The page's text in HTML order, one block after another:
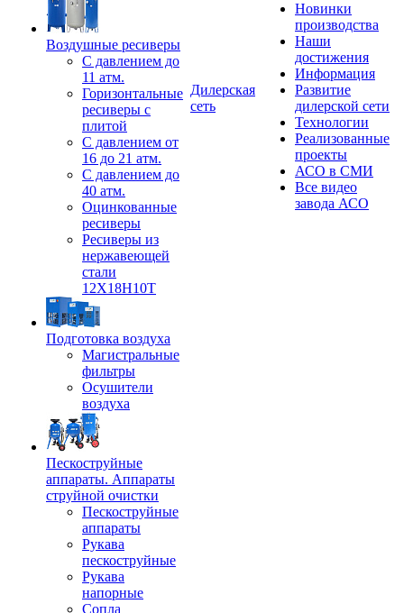
Воздушные ресиверы
С давлением до
11 атм.
Горизонтальные
ресиверы с
плитой
С давлением от
16 до 21 атм.
С давлением до
40 атм.
Оцинкованные
ресиверы
Ресиверы из
нержавеющей
стали
12Х18Н10Т
Подготовка воздуха
Магистральные
фильтры
Осушители
воздуха
Пескоструйные
аппараты. Аппараты
струйной очистки
Пескоструйные
аппараты
Рукава
пескоструйные
Рукава
напорные
Сопла
Дилерская
сеть
Новинки
производства
Наши
достижения
Информация
Развитие
дилерской сети
Технологии
Реализованные
проекты
АСО в СМИ
Все видео
завода АСО